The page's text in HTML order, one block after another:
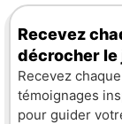
Recevez
décrocher le
Recevez
témoignages
pour guider